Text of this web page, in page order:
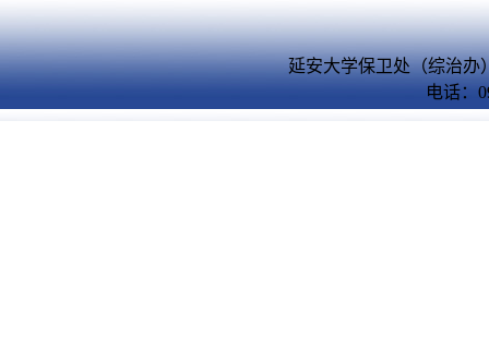
延安大学保卫处（综治办
电话：